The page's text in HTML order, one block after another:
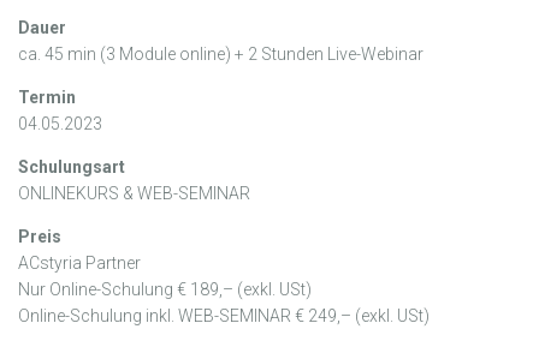
Dauer
ca. 45 min (3 Module online) + 2 Stunden Live-Webinar
Termin
04.05.2023
Schulungsart
ONLINEKURS & WEB-SEMINAR
Preis
ACstyria Partner
Nur Online-Schulung € 189,– (exkl. USt)
Online-Schulung inkl. WEB-SEMINAR € 249,– (exkl. USt)